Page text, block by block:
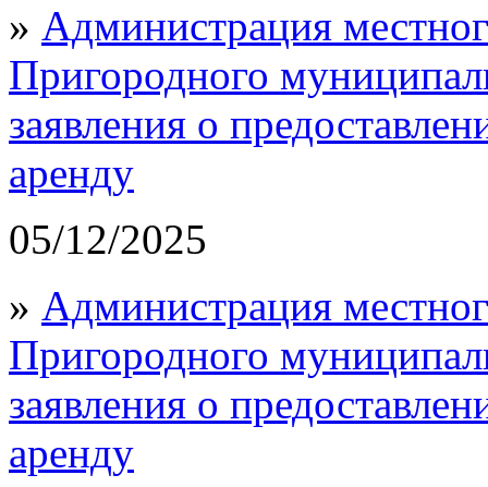
» Администрация
Пригородного
заявления о
аренду
05/12/2025
» Администрация
Пригородного
заявления о
аренду